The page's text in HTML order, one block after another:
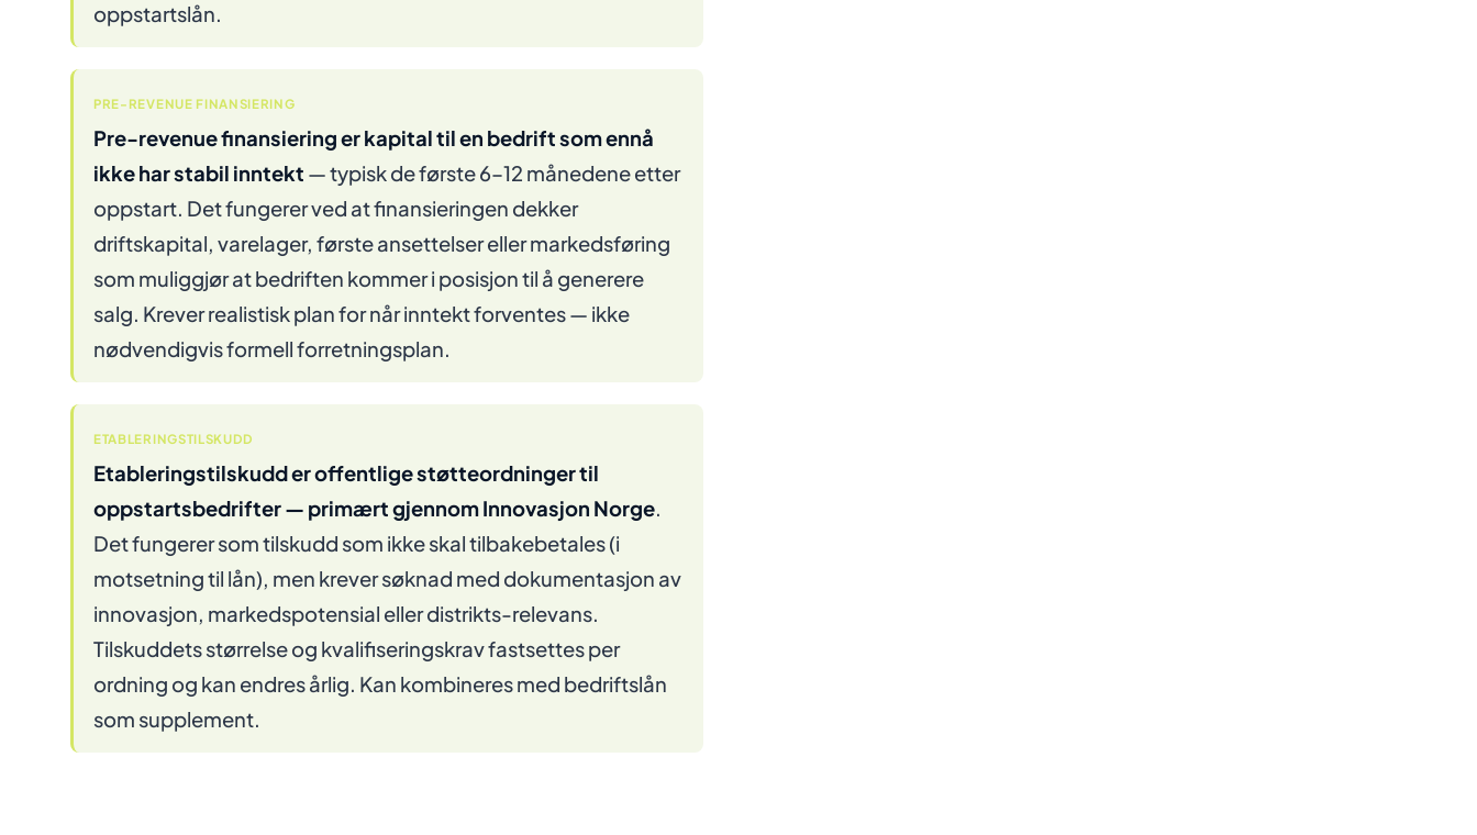
oppstartslån.
PRE-REVENUE FINANSIERING
Pre-revenue finansiering er kapital til en bedrift som ennå
ikke har stabil inntekt — typisk de første 6–12 månedene etter
oppstart. Det fungerer ved at finansieringen dekker
driftskapital, varelager, første ansettelser eller markedsføring
som muliggjør at bedriften kommer i posisjon til å generere
salg. Krever realistisk plan for når inntekt forventes — ikke
nødvendigvis formell forretningsplan.
ETABLERINGSTILSKUDD
Etableringstilskudd er offentlige støtteordninger til
oppstartsbedrifter — primært gjennom Innovasjon Norge.
Det fungerer som tilskudd som ikke skal tilbakebetales (i
motsetning til lån), men krever søknad med dokumentasjon av
innovasjon, markedspotensial eller distrikts-relevans.
Tilskuddets størrelse og kvalifiseringskrav fastsettes per
ordning og kan endres årlig. Kan kombineres med bedriftslån
som supplement.